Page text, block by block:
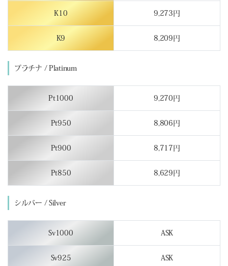
K10 9,273円
K9 8,209円
プラチナ / Platinum
Pt1000 9,270円
Pt950 8,806円
Pt900 8,717円
Pt850 8,629円
シルバー / Silver
Sv1000 ASK
Sv925 ASK